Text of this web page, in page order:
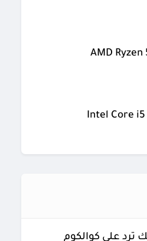
AMD Ryzen
Intel Core i5
ترد على كوالكوم